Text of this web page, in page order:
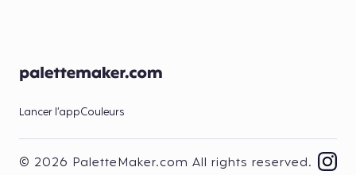
Lancer l’appCouleurs
© 2026 PaletteMaker.com All rights reserved.